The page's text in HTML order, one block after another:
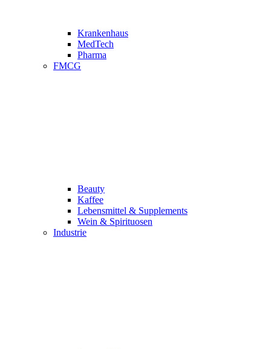
Krankenhaus
MedTech
Pharma
FMCG
Beauty
Kaffee
Lebensmittel & Supplements
Wein & Spirituosen
Industrie